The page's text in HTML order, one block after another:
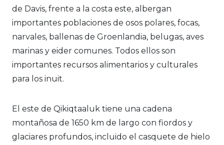
de Davis, frente a la costa este, albergan
importantes poblaciones de osos polares, focas,
narvales, ballenas de Groenlandia, belugas, aves
marinas y eider comunes. Todos ellos son
importantes recursos alimentarios y culturales
para los inuit.
El este de Qikiqtaaluk tiene una cadena
montañosa de 1650 km de largo con fiordos y
glaciares profundos, incluido el casquete de hielo